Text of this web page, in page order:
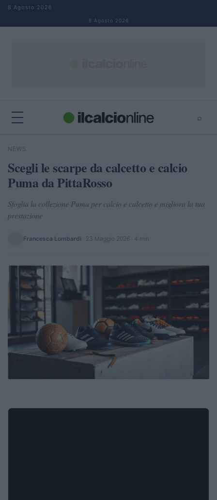
Salta al contenuto
8 Agosto 2026
8 Agosto 2026
⌕
Cerca
NEWS
Scegli le scarpe da calcetto e calcio
Puma da PittaRosso
Sfoglia la collezione Puma per calcio e calcetto e migliora la tua
prestazione
Francesca Lombardi 23 Maggio 2026 · 4 min